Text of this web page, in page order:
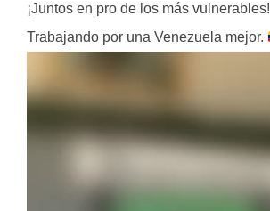
¡Juntos en pro de los más vulnerables!
Trabajando por una Venezuela mejor.
de